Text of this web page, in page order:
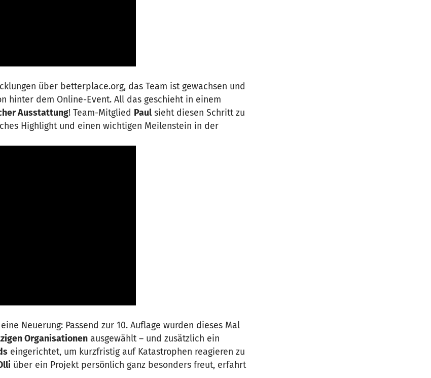
über betterplace.org, das Team ist gewachsen und
hinter dem Online-Event. All das geschieht in einem
Ausstattung! Team-Mitglied Paulsieht diesen Schritt zu
Highlight und einen wichtigen Meilenstein in der
Neuerung: Passend zur 10. Auflage wurden dieses Mal
Organisationen ausgewählt – und zusätzlich ein
eingerichtet, um kurzfristig auf Katastrophen reagieren zu
über ein Projekt persönlich ganz besonders freut, erfahrt